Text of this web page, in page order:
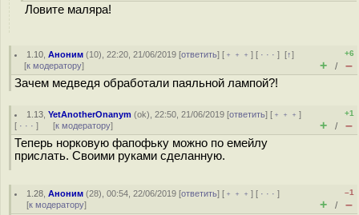
Ловите маляра!
1.10 ,Аноним (10), 22:20, 21/06/2019 [ответить] [ ﹢﹢﹢] [ · · ·][↑]
[к модератору]
+6
+ / –
Зачем медведя обработали паяльной лампой?!
1.13 ,YetAnotherOnanym (ok), 22:50, 21/06/2019 [ответить] [ ﹢﹢﹢]
[ · · · ] [к модератору]
+1
+ / –
Теперь норковую фапофьку можно по емейлу
прислать. Своими руками сделанную.
1.28 ,Аноним (28), 00:54, 22/06/2019 [ответить] [ ﹢﹢﹢] [ · · ·]
[к модератору]
–1
+ / –